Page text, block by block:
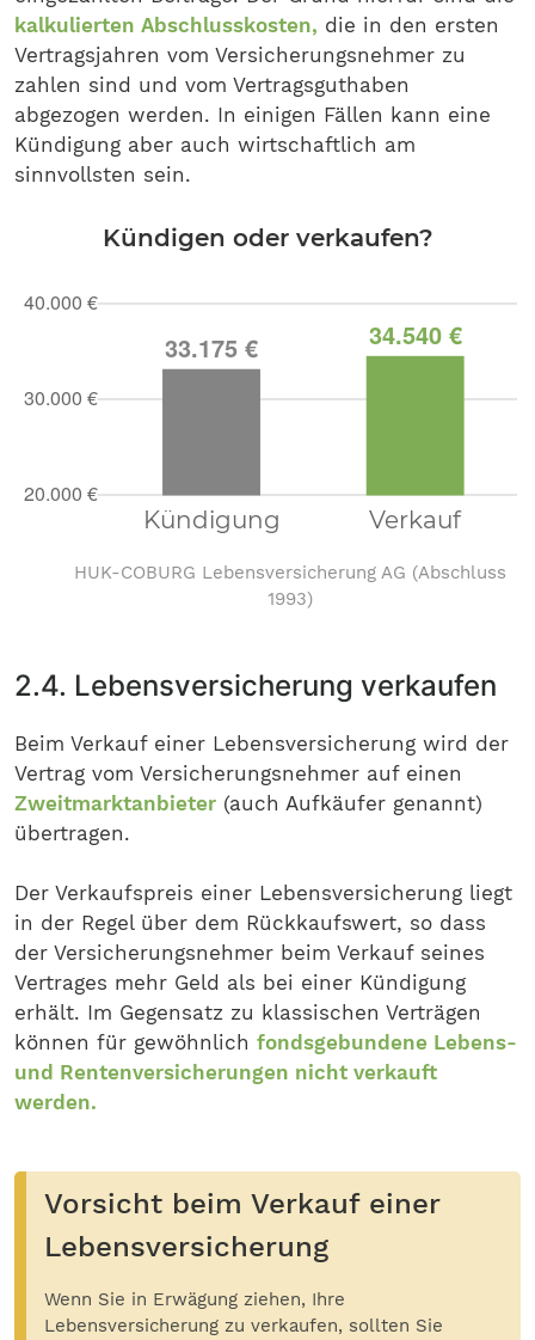
kalkulierten Abschlusskosten, die in den ersten
Vertragsjahren vom Versicherungsnehmer zu
zahlen sind und vom Vertragsguthaben
abgezogen werden. In einigen Fällen kann eine
Kündigung aber auch wirtschaftlich am
sinnvollsten sein.
Kündigen oder verkaufen?
HUK-COBURG Lebensversicherung AG (Abschluss
1993)
2.4. Lebensversicherung verkaufen
Beim Verkauf einer Lebensversicherung wird der
Vertrag vom Versicherungsnehmer auf einen
Zweitmarktanbieter (auch Aufkäufer genannt)
übertragen.
Der Verkaufspreis einer Lebensversicherung liegt
in der Regel über dem Rückkaufswert, so dass
der Versicherungsnehmer beim Verkauf seines
Vertrages mehr Geld als bei einer Kündigung
erhält. Im Gegensatz zu klassischen Verträgen
können für gewöhnlich fondsgebundene Lebens-
und Rentenversicherungen nicht verkauft
werden.
Vorsicht beim Verkauf einer
Lebensversicherung
Wenn Sie in Erwägung ziehen, Ihre
Lebensversicherung zu verkaufen, sollten Sie